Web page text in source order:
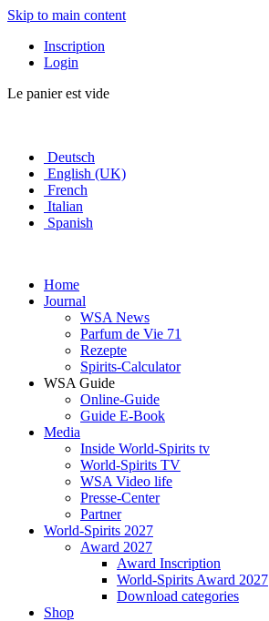
Skip to main content
Inscription
Login
Le panier est vide
Deutsch
English (UK)
French
Italian
Spanish
Home
Journal
WSA News
Parfum de Vie 71
Rezepte
Spirits-Calculator
WSA Guide
Online-Guide
Guide E-Book
Media
Inside World-Spirits tv
World-Spirits TV
WSA Video life
Presse-Center
Partner
World-Spirits 2027
Award 2027
Award Inscription
World-Spirits Award 2027
Download categories
Shop